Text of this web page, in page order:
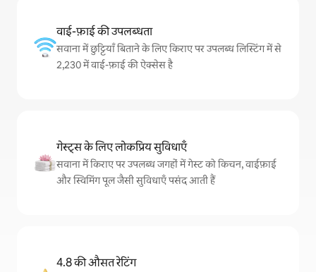
वाई-फ़ाई की उपलब्धता
सवाना में छुट्टियाँ बिताने के लिए किराए पर उपलब्ध लिस्टिंग में से
2,230 में वाई-फ़ाई की ऐक्सेस है
गेस्ट्स के लिए लोकप्रिय सुविधाएँ
सवाना में किराए पर उपलब्ध जगहों में गेस्ट को किचन, वाईफ़ाई
और स्विमिंग पूल जैसी सुविधाएँ पसंद आती हैं
4.8 की औसत रेटिंग